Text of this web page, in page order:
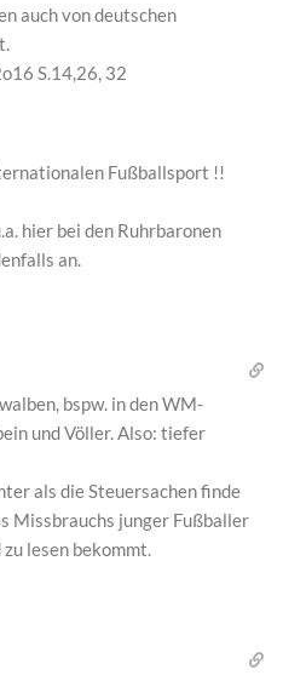
auch von deutschen
S.14,26, 32
Fußballsport !!
hier bei den Ruhrbaronen
an.
bspw. in den WM-
und Völler. Also: tiefer
als die Steuersachen finde
Missbrauchs junger Fußballer
zu lesen bekommt.